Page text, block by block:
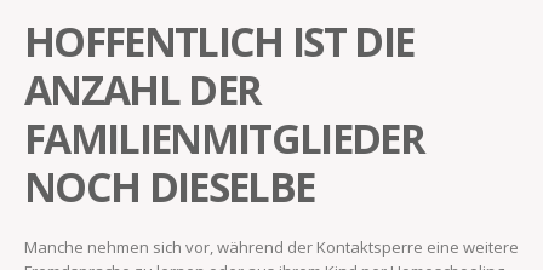
HOFFENTLICH IST DIE
ANZAHL DER
FAMILIENMITGLIEDER
NOCH DIESELBE
Manche nehmen sich vor, während der Kontaktsperre eine weitere